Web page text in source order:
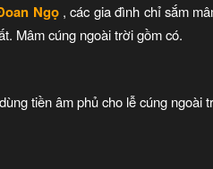
Ngọ , các gia đình chỉ sắm
Mâm cúng ngoài trời gồm có.
tiền âm phủ cho lễ cúng ngoài